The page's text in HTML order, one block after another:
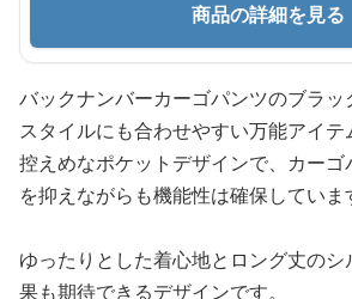
商品の詳細を見る
バックナンバーカーゴパンツのブラ
スタイルにも合わせやすい万能アイテ
控えめなポケットデザインで、カーゴ
を抑えながらも機能性は確保していま
ゆったりとした着心地とロング丈の
果も期待できるデザインです。